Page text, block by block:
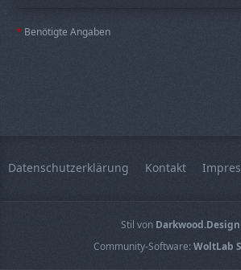
* Benötigte Angaben
Datenschutzerklärung Kontakt
Stil von Darkwood.Design
Community-Software: WoltLab